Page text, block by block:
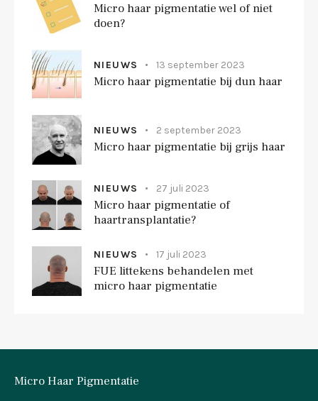
Micro haar pigmentatie wel of niet
doen?
NIEUWS 13 september 2023
Micro haar pigmentatie bij dun haar
NIEUWS 2 september 2023
Micro haar pigmentatie bij grijs haar
NIEUWS 27 juli 2023
Micro haar pigmentatie of
haartransplantatie?
NIEUWS 17 juli 2023
FUE littekens behandelen met
micro haar pigmentatie
Micro Haar Pigmentatie